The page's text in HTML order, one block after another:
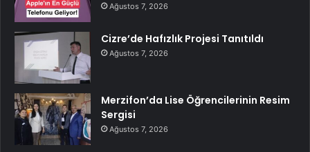
Ağustos 7, 2026
Cizre’de Hafızlık Projesi Tanıtıldı
Ağustos 7, 2026
Merzifon’da Lise Öğrencilerinin Resim
Sergisi
Ağustos 7, 2026